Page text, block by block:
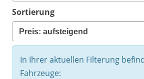
Sortierung
In Ihrer aktuellen Filterung
Fahrzeuge: